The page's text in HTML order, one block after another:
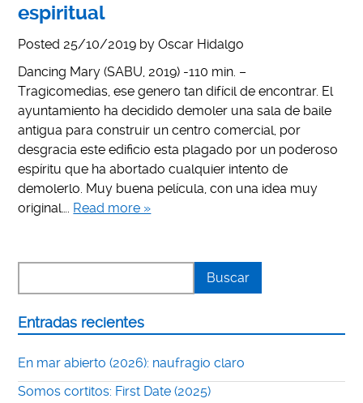
espiritual
Posted 25/10/2019 byOscar Hidalgo
Dancing Mary (SABU, 2019) -110 min. –
Tragicomedias, ese genero tan difícil de encontrar. El
ayuntamiento ha decidido demoler una sala de baile
antigua para construir un centro comercial, por
desgracia este edificio esta plagado por un poderoso
espíritu que ha abortado cualquier intento de
demolerlo. Muy buena película, con una idea muy
original…. Read more »
Entradas recientes
En mar abierto (2026): naufragio claro
Somos cortitos: First Date (2025)